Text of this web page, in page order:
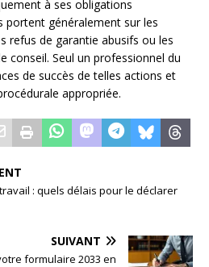
à ses obligations
portent généralement sur les
refus de garantie abusifs ou les
conseil. Seul un professionnel du
de succès de telles actions et
appropriée.
: quels délais pour le déclarer
SUIVANT
formulaire 2033 en